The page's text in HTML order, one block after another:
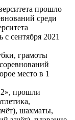
прошло
среди
сентября 2021
грамоты
место в 1
прошли
шахматы,